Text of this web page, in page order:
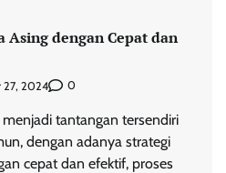
Asing dengan Cepat dan
27, 2024 0
tantangan tersendiri
dengan adanya strategi
cepat dan efektif, proses